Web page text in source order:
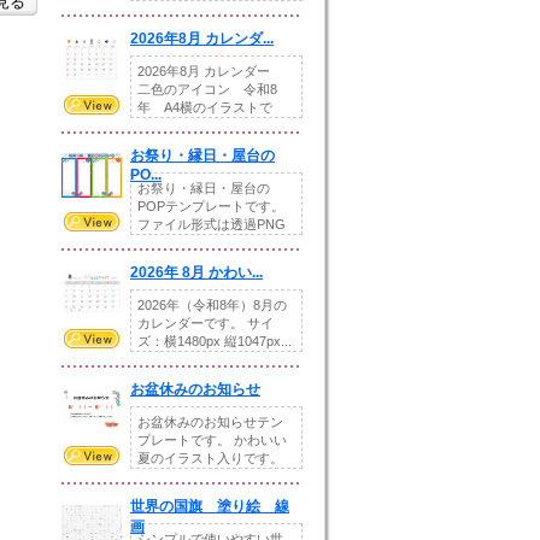
2026年8月 カレンダ...
2026年8月 カレンダー
二色のアイコン 令和8
年 A4横のイラストで
お祭り・縁日・屋台の
PO...
お祭り・縁日・屋台の
POPテンプレートです。
ファイル形式は透過PNG
2026年 8月 かわい...
2026年（令和8年）8月の
カレンダーです。 サイ
ズ：横1480px 縦1047px...
お盆休みのお知らせ
お盆休みのお知らせテン
プレートです。 かわいい
夏のイラスト入りです。
世界の国旗 塗り絵 線
画